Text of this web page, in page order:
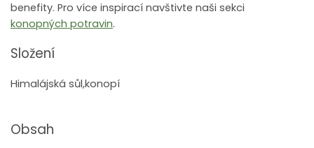
benefity. Pro více inspirací navštivte naši sekci
konopných potravin.
Složení
Himalájská sůl,konopí
Obsah